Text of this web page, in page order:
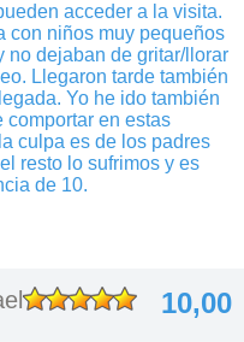
acceder a la visita.
con niños muy pequeños
no dejaban de gritar/llorar
Llegaron tarde también
Yo he ido también
comportar en estas
culpa es de los padres
resto lo sufrimos y es
de 10.
10,00